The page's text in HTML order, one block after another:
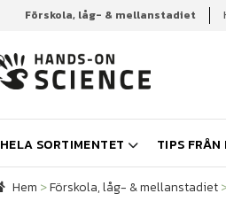
Förskola, låg- & mellanstadiet
HELA SORTIMENTET TIPS FRÅN
Hem Förskola, låg- & mellanstadiet
Hem >Förskola, låg- & mellanstadiet